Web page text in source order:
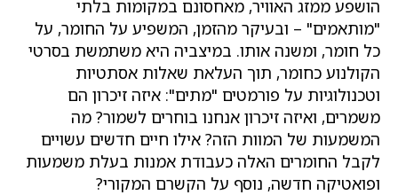
הושפע ממזג האוויר, מאחסונם במקומות בלתי
"מותאמים" – ובעיקר מהזמן, המשפיע על החומר, על
כל חומר, ומשנה אותו. במיצביה היא משתמשת בסרטי
הקולנוע כחומר, תוך העלאת שאלות אסתטיות
וטכנולוגיות על פורמטים "מתים": איזה זיכרון הם
משמרים, ואיזה זיכרון אנחנו בוחרים לשמור? מה
המשמעות של המוות הזה? אילו חיים חדשים עשויים
לקבל החומרים האלה כעבודת אמנות בעלת משמעות
ופואטיקה חדשה, נוסף על הקשרם המקורי?